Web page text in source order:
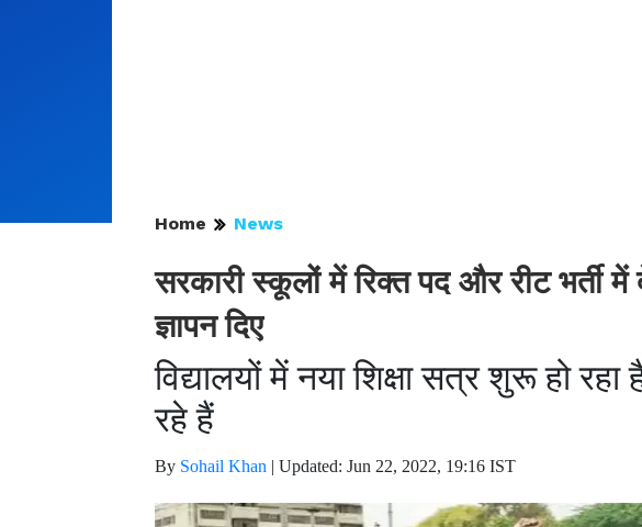
Home News
सरकारी स्कूलों में रिक्त पद और रीट भर्ती में
ज्ञापन दिए
विद्यालयों में नया शिक्षा सत्र शुरू हो
रहे हैं
By Sohail Khan | Updated: Jun 22, 2022, 19:16 IST